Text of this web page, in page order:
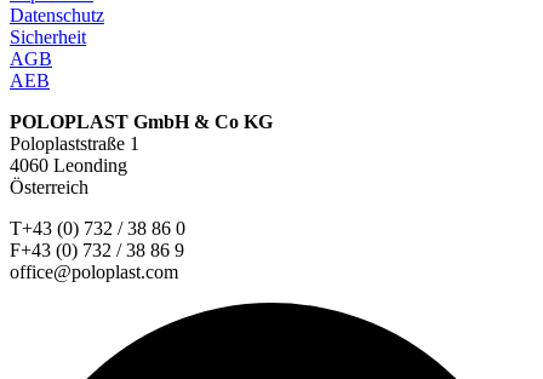
Datenschutz
Sicherheit
AGB
AEB
POLOPLAST GmbH & Co KG
Poloplaststraße 1
4060 Leonding
Österreich
T+43 (0) 732 / 38 86 0
F+43 (0) 732 / 38 86 9
office@poloplast.com